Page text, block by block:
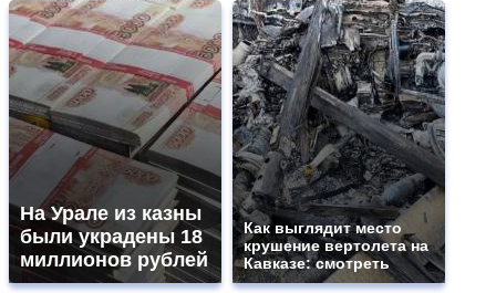
На Урале из казны
были украдены 18
миллионов рублей
Как выглядит место
крушение вертолета на
Кавказе: смотреть